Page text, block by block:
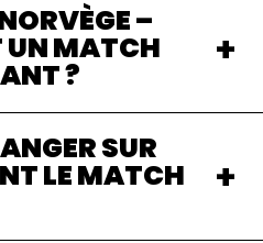
–
UN MATCH
?
SUR
LE MATCH